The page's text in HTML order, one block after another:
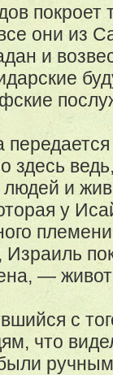
покроет
они из
и
здесь
и
у
племени
—
с
что